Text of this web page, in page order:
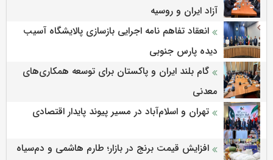
آزاد ایران و روسیه
انعقاد تفاهم نامه اجرایی بازسازی پالایشگاه آسیب
دیده پارس جنوبی
گام بلند ایران و پاکستان برای توسعه همکاری‌های
معدنی
تهران و اسلام‌آباد در مسیر پیوند پایدار اقتصادی
افزایش قیمت برنج در بازار؛ طارم هاشمی و دم‌سیاه